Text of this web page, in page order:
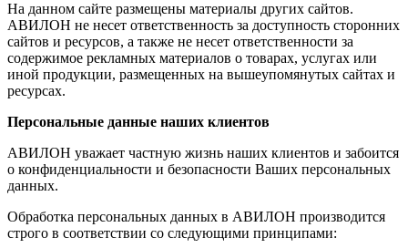
На данном сайте размещены материалы других сайтов.
АВИЛОН не несет ответственность за доступность сторонних
сайтов и ресурсов, а также не несет ответственности за
содержимое рекламных материалов о товарах, услугах или
иной продукции, размещенных на вышеупомянутых сайтах и
ресурсах.
Персональные данные наших клиентов
АВИЛОН уважает частную жизнь наших клиентов и забоится
о конфиденциальности и безопасности Ваших персональных
данных.
Обработка персональных данных в АВИЛОН производится
строго в соответствии со следующими принципами: